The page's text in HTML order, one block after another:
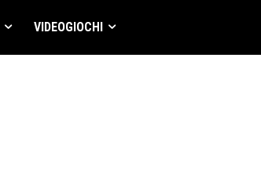
VIDEOGIOCHI